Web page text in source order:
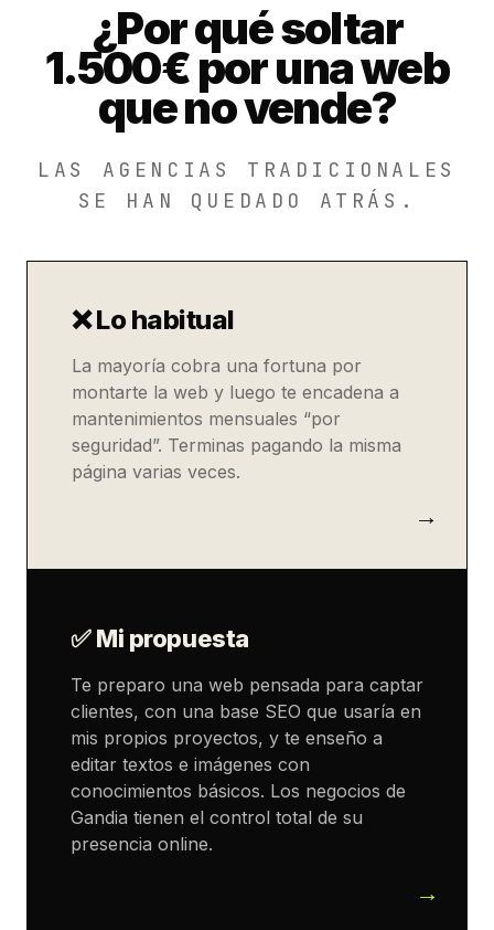
¿Por qué soltar
1.500€ por una web
que no vende?
LAS AGENCIAS TRADICIONALES
SE HAN QUEDADO ATRÁS.
❌ Lo habitual
La mayoría cobra una fortuna por
montarte la web y luego te encadena a
mantenimientos mensuales “por
seguridad”. Terminas pagando la misma
página varias veces.
✅ Mi propuesta
Te preparo una web pensada para captar
clientes, con una base SEO que usaría en
mis propios proyectos, y te enseño a
editar textos e imágenes con
conocimientos básicos. Los negocios de
Gandia tienen el control total de su
presencia online.